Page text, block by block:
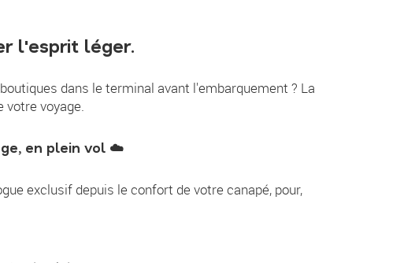
l'esprit léger.
dans le terminal avant l'embarquement ? La
votre voyage.
en plein vol ☁️
exclusif depuis le confort de votre canapé, pour,